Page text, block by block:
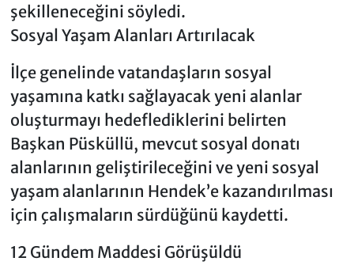
şekilleneceğini söyledi.
Sosyal Yaşam Alanları Artırılacak
İlçe genelinde vatandaşların sosyal
yaşamına katkı sağlayacak yeni alanlar
oluşturmayı hedeflediklerini belirten
Başkan Püsküllü, mevcut sosyal donatı
alanlarının geliştirileceğini ve yeni sosyal
yaşam alanlarının Hendek’e kazandırılması
için çalışmaların sürdüğünü kaydetti.
12 Gündem Maddesi Görüşüldü